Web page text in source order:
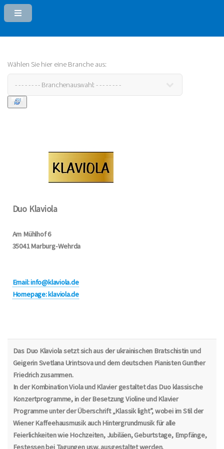
Wählen Sie hier eine Branche aus:
Duo Klaviola
Am Mühlhof 6
35041 Marburg-Wehrda
Email: info@klaviola.de
Homepage: klaviola.de
Das Duo Klaviola setzt sich aus der ukrainischen Bratschistin und
Geigerin Svetlana Urintsova und dem deutschen Pianisten Gunther
Friedrich zusammen.
In der Kombination Viola und Klavier gestaltet das Duo klassische
Konzertprogramme, in der Besetzung Violine und Klavier
Programme unter der Überschrift „Klassik light”, wobei im Stil der
Wiener Kaffeehausmusik auch Hintergrundmusik für alle
Feierlichkeiten wie Hochzeiten, Jubiläen, Geburtstage, Empfänge,
Festessen bei Tagungen usw. ausgestaltet werden.